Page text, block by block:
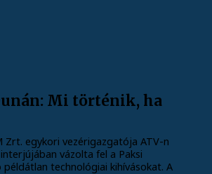
Mi történik, ha
Zrt. egykori vezérigazgatója ATV-n
vázolta fel a Paksi
technológiai kihívásokat. A